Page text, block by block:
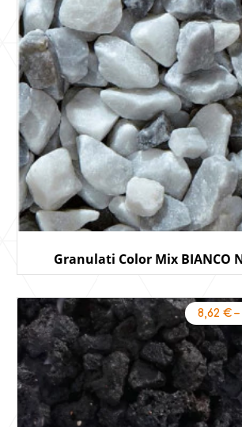
Granulati Color Mix BIANCO
8,62 €–